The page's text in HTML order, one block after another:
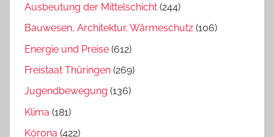
Ausbeutung der Mittelschicht (244)
Bauwesen, Architektur, Wärmeschutz (106)
Energie und Preise (612)
Freistaat Thüringen (269)
Jugendbewegung (136)
Klima (181)
Kórona (422)